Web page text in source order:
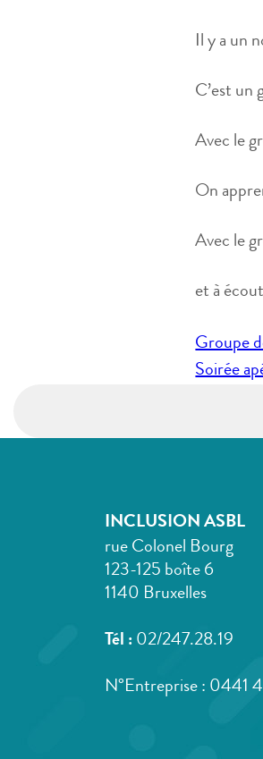
Il y a un
C’est un
Avec le
On
Avec le
et à
de
Groupe
Soirée
INCLUSION ASBL
rue Colonel Bourg
123-125 boîte 6
1140 Bruxelles
Tél : 02/247.28.19
N°Entreprise : 0441